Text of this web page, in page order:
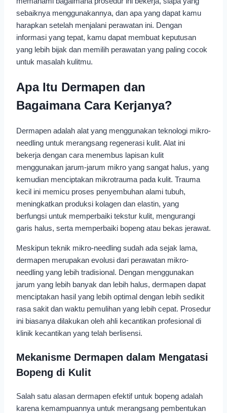
sebaiknya menggunakannya, dan apa yang dapat kamu
harapkan setelah menjalani perawatan ini. Dengan
informasi yang tepat, kamu dapat membuat keputusan
yang lebih bijak dan memilih perawatan yang paling cocok
untuk masalah kulitmu.
Apa Itu Dermapen dan
Bagaimana Cara Kerjanya?
Dermapen adalah alat yang menggunakan teknologi mikro-
needling untuk merangsang regenerasi kulit. Alat ini
bekerja dengan cara menembus lapisan kulit
menggunakan jarum-jarum mikro yang sangat halus, yang
kemudian menciptakan mikrotrauma pada kulit. Trauma
kecil ini memicu proses penyembuhan alami tubuh,
meningkatkan produksi kolagen dan elastin, yang
berfungsi untuk memperbaiki tekstur kulit, mengurangi
garis halus, serta memperbaiki bopeng atau bekas jerawat.
Meskipun teknik mikro-needling sudah ada sejak lama,
dermapen merupakan evolusi dari perawatan mikro-
needling yang lebih tradisional. Dengan menggunakan
jarum yang lebih banyak dan lebih halus, dermapen dapat
menciptakan hasil yang lebih optimal dengan lebih sedikit
rasa sakit dan waktu pemulihan yang lebih cepat. Prosedur
ini biasanya dilakukan oleh ahli kecantikan profesional di
klinik kecantikan yang telah berlisensi.
Mekanisme Dermapen dalam Mengatasi
Bopeng di Kulit
Salah satu alasan dermapen efektif untuk bopeng adalah
karena kemampuannya untuk merangsang pembentukan